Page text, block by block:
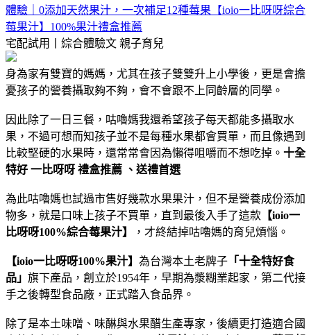
體驗｜0添加天然果汁，一次補足12種莓果【ioio一比呀呀綜合
莓果汁】100%果汁禮盒推薦
宅配試用丨綜合體驗文 親子育兒
身為家有雙寶的媽媽，尤其在孩子雙雙升上小學後，更是會擔
憂孩子的營養攝取夠不夠，會不會跟不上同齡層的同學。
因此除了一日三餐，咕嚕媽我還希望孩子每天都能多攝取水
果，不過可想而知孩子並不是每種水果都會買單，而且像遇到
比較堅硬的水果時，還常常會因為懶得咀嚼而不想吃掉。 十全
特好 一比呀呀 禮盒推薦 、送禮首選
為此咕嚕媽也試過市售好幾款水果果汁，但不是營養成份添加
物多，就是口味上孩子不買單，直到最後入手了這款 【ioio一
比呀呀100%綜合莓果汁】
，才終結掉咕嚕媽的育兒煩惱。
【ioio一比呀呀100%果汁】 為台灣本土老牌子 「十全特好食
品」 旗下產品，創立於1954年，早期為漿糊業起家，第二代接
手之後轉型食品廠，正式踏入食品界。
除了是本土味噌、味醂與水果醋生產專家，後續更打造適合國